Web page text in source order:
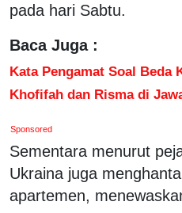
pada hari Sabtu.
Baca Juga :
Kata Pengamat Soal Beda
Khofifah dan Risma di
Sponsored
Sementara menurut
Ukraina juga
apartemen,